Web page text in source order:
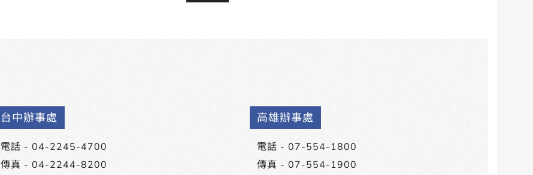
台中辦事處
電話 - 04-2245-4700
傳真 - 04-2244-8200
高雄辦事處
電話 - 07-554-1800
傳真 - 07-554-1900